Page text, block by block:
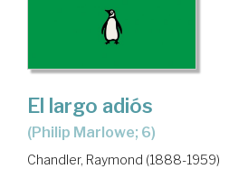
El largo adiós
(Philip Marlowe; 6)
Chandler, Raymond (1888-1959)